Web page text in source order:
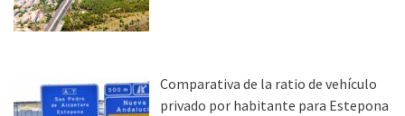
Comparativa de la ratio de vehículo
privado por habitante para Estepona